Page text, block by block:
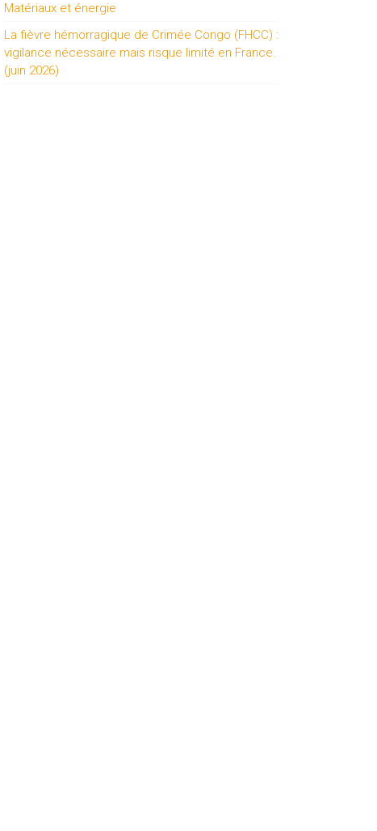
Matériaux et énergie
La fièvre hémorragique de Crimée Congo (FHCC) :
vigilance nécessaire mais risque limité en France.
(juin 2026)